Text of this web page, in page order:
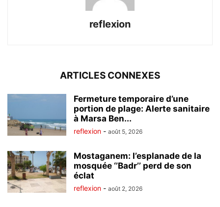
reflexion
ARTICLES CONNEXES
Fermeture temporaire d’une
portion de plage: Alerte sanitaire
à Marsa Ben...
reflexion - août 5, 2026
Mostaganem: l’esplanade de la
mosquée ‘’Badr’’ perd de son
éclat
reflexion - août 2, 2026